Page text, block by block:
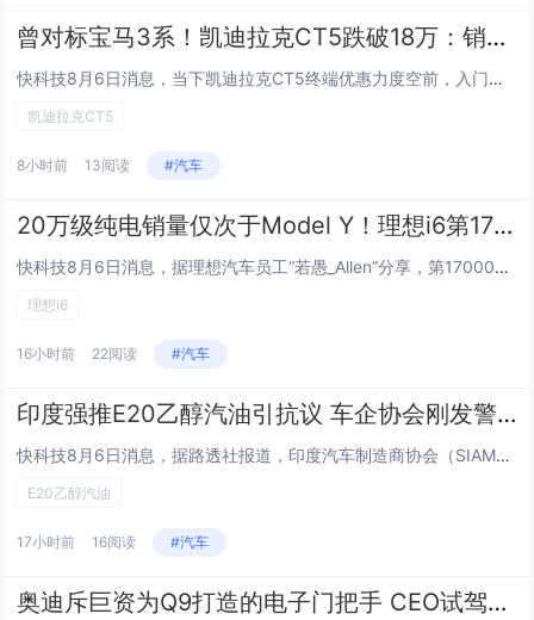
曾对标宝马3系！凯迪拉克CT5跌破18万：销量却越卖越差
快科技8月6日消息，当下凯迪拉克CT5终端优惠力度空前，入门裸车最低成交价仅17.99万元。但大幅让利并未换来销量回暖，...
凯迪拉克CT5
8小时前 13阅读 #汽车
20万级纯电销量仅次于Model Y！理想i6第17万辆量产下线
快科技8月6日消息，据理想汽车员工“若愚_Allen”分享，第170000辆理想i6正式量产下线。其还表示：“7月中下旬...
理想i6
16小时前 22阅读 #汽车
印度强推E20乙醇汽油引抗议 车企协会刚发警告就撤回！车主怒批其出尔反尔
快科技8月6日消息，据路透社报道，印度汽车制造商协会（SIAM）在发出E20乙醇汽油会损坏车辆零部件的警告后仅数小时便紧...
E20乙醇汽油
17小时前 16阅读 #汽车
奥迪斥巨资为Q9打造的电子门把手 CEO试驾后直接叫停：不方便也不实用